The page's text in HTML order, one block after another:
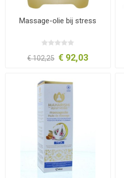
Massage-olie bij stress
€ 102,25 € 92,03